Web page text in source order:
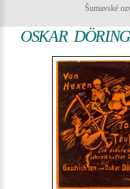
Šumavské
OSKAR DÖRING